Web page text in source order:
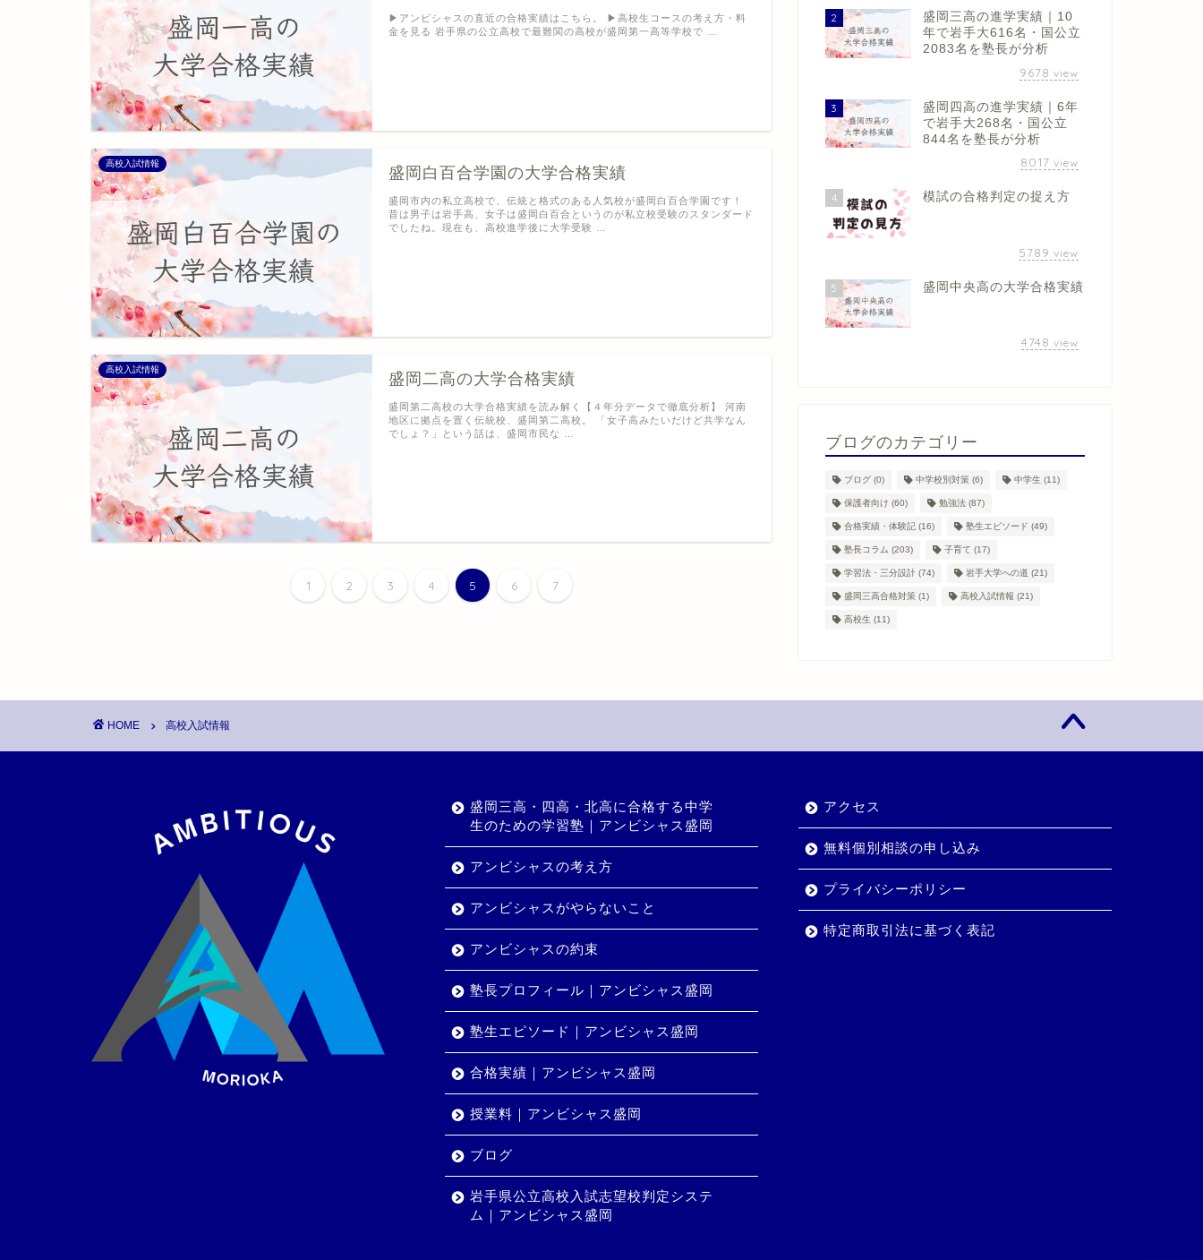
▶︎アンビシャスの直近の合格実績はこちら。 ▶︎高校生コースの考え方・料
金を見る 岩手県の公立高校で最難関の高校が盛岡第一高等学校で …
高校入試情報
盛岡白百合学園の大学合格実績
盛岡市内の私立高校で、伝統と格式のある人気校が盛岡白百合学園です！
昔は男子は岩手高、女子は盛岡白百合というのが私立校受験のスタンダード
でしたね。現在も、高校進学後に大学受験 …
高校入試情報
盛岡二高の大学合格実績
盛岡第二高校の大学合格実績を読み解く【４年分データで徹底分析】 河南
地区に拠点を置く伝統校、盛岡第二高校。 「女子高みたいだけど共学なん
でしょ？」という話は、盛岡市民な …
1 2 3 4 5 6 7
2
盛岡三高の進学実績｜10
年で岩手大616名・国公立
2083名を塾長が分析
9678 view
3
盛岡四高の進学実績｜6年
で岩手大268名・国公立
844名を塾長が分析
8017 view
4 模試の合格判定の捉え方
5789 view
5 盛岡中央高の大学合格実績
4748 view
ブログのカテゴリー
ブログ(0) 中学校別対策 (6) 中学生 (11)
保護者向け (60) 勉強法(87)
合格実績・体験記(16) 塾生エピソード (49)
塾長コラム (203) 子育て (17)
学習法・三分設計(74) 岩手大学への道 (21)
盛岡三高合格対策 (1) 高校入試情報 (21)
高校生 (11)
HOME 高校入試情報
盛岡三高・四高・北高に合格する中学
生のための学習塾｜アンビシャス盛岡
アンビシャスの考え方
アンビシャスがやらないこと
アンビシャスの約束
塾長プロフィール｜アンビシャス盛岡
塾生エピソード｜アンビシャス盛岡
合格実績｜アンビシャス盛岡
授業料｜アンビシャス盛岡
ブログ
岩手県公立高校入試志望校判定システ
ム｜アンビシャス盛岡
アクセス
無料個別相談の申し込み
プライバシーポリシー
特定商取引法に基づく表記